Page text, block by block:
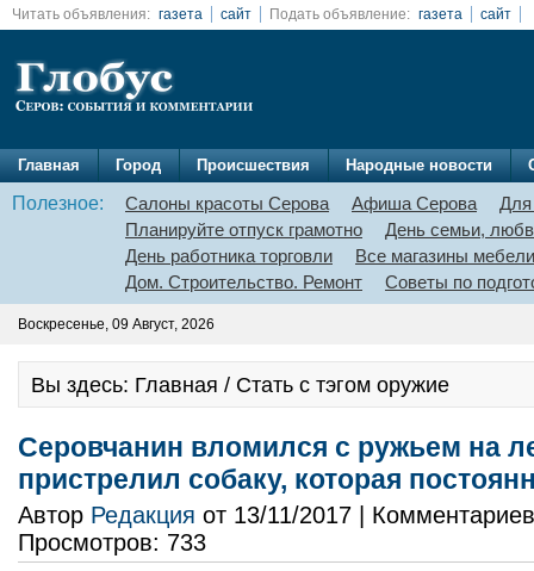
Читать объявления: газета сайт Подать объявление: газета сайт
Главная Город Происшествия Народные новости
Полезное: Салоны красоты Серова Афиша Серова
Для
Планируйте отпуск грамотно
День семьи,
День работника торговли
Все магазины мебели
Дом. Строительство. Ремонт
Советы по
Воскресенье, 09 Август, 2026
Вы здесь: Главная / Стать с тэгом оружие
Серовчанин вломился с ружьем на
пристрелил собаку, которая
Автор Редакция от 13/11/2017 |
Просмотров: 733